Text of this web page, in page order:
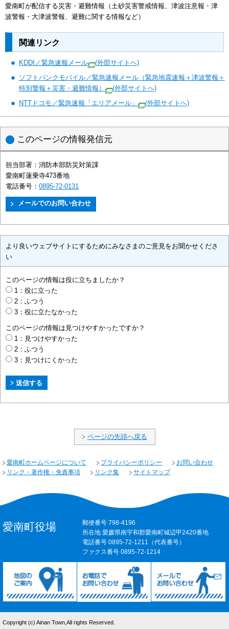
愛南町が配信する災害・避難情報（土砂災害警戒情報、津波注意報・津
波警報・大津波警報、避難に関する情報など）
関連リンク
KDDI／緊急速報メール
(外部サイトへ)
ソフトバンクモバイル／緊急速報メール（緊急地震速報＋津波警報＋
特別警報＋災害・避難情報）
(外部サイトへ)
NTTドコモ／緊急速報「エリアメール」
(外部サイトへ)
このページの情報発信元
担当部署： 消防本部防災対策課
愛南町蓮乗寺473番地
電話番号： 0895-72-0131
より良いウェブサイトにするためにみなさまのご意見をお聞かせくださ
い
このページの情報は役に立ちましたか？
1：役に立った
2：ふつう
3：役に立たなかった
このページの情報は見つけやすかったですか？
1：見つけやすかった
2：ふつう
3：見つけにくかった
ページの先頭へ戻る
愛南町ホームページについて プライバシーポリシー
お問い合わせ
リンク・著作権・免責事項
リンク集 サイトマップ
愛南町役場
郵便番号 798-4196
所在地 愛媛県南宇和郡愛南町城辺甲2420番地
電話番号 0895-72-1211（代表番号）
ファクス番号 0895-72-1214
Copyright (c) Ainan Town,All rights Reserved.